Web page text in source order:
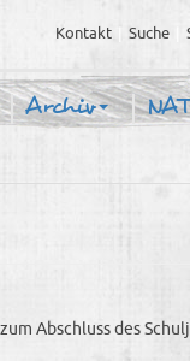
Kontakt Suche
Archiv
Abschluss des